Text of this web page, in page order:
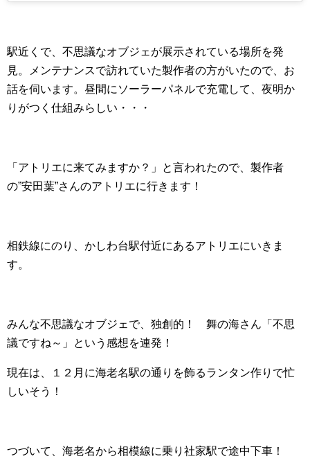
駅近くで、不思議なオブジェが展示されている場所を発
見。メンテナンスで訪れていた製作者の方がいたので、お
話を伺います。昼間にソーラーパネルで充電して、夜明か
りがつく仕組みらしい・・・
「アトリエに来てみますか？」と言われたので、製作者
の”安田葉”さんのアトリエに行きます！
相鉄線にのり、かしわ台駅付近にあるアトリエにいきま
す。
みんな不思議なオブジェで、独創的！ 舞の海さん「不思
議ですね～」という感想を連発！
現在は、１２月に海老名駅の通りを飾るランタン作りで忙
しいそう！
つづいて、海老名から相模線に乗り社家駅で途中下車！